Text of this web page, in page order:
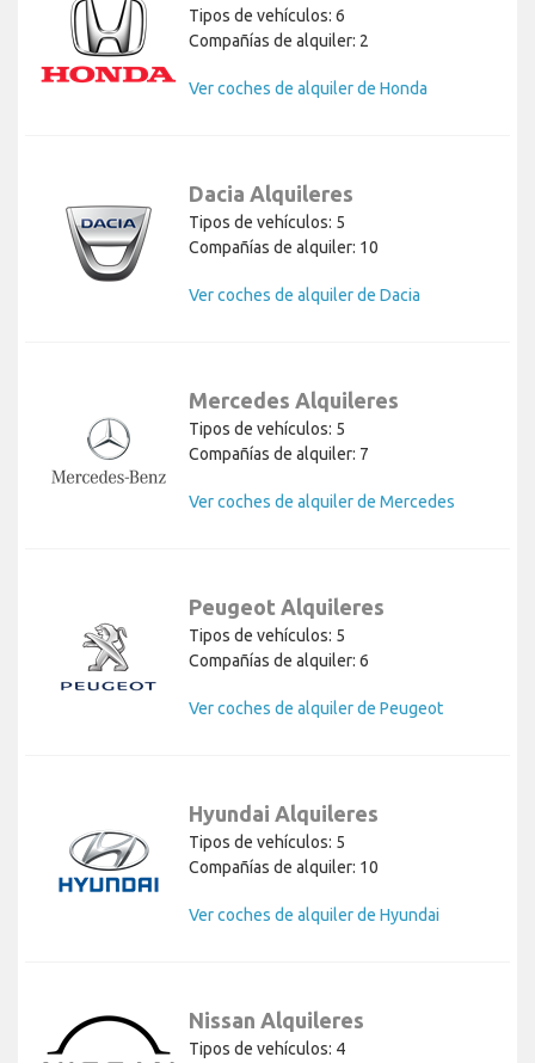
Tipos de vehículos: 6
Compañías de alquiler: 2
Ver coches de alquiler de Honda
Dacia Alquileres
Tipos de vehículos: 5
Compañías de alquiler: 10
Ver coches de alquiler de Dacia
Mercedes Alquileres
Tipos de vehículos: 5
Compañías de alquiler: 7
Ver coches de alquiler de Mercedes
Peugeot Alquileres
Tipos de vehículos: 5
Compañías de alquiler: 6
Ver coches de alquiler de Peugeot
Hyundai Alquileres
Tipos de vehículos: 5
Compañías de alquiler: 10
Ver coches de alquiler de Hyundai
Nissan Alquileres
Tipos de vehículos: 4